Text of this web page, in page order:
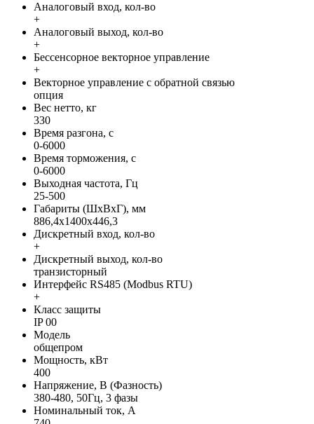
Аналоговый вход, кол-во
+
Аналоговый выход, кол-во
+
Бессенсорное векторное управление
+
Векторное управление с обратной связью
опция
Вес нетто, кг
330
Время разгона, с
0-6000
Время торможения, с
0-6000
Выходная частота, Гц
25-500
Габариты (ШхВхГ), мм
886,4x1400x446,3
Дискретный вход, кол-во
+
Дискретный выход, кол-во
транзисторный
Интерфейс RS485 (Modbus RTU)
+
Класс защиты
IP 00
Модель
общепром
Мощность, кВт
400
Напряжение, В (Фазность)
380-480, 50Гц, 3 фазы
Номинальный ток, А